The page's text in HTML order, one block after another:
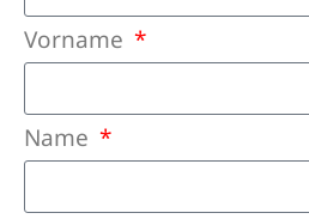
Vorname
Name